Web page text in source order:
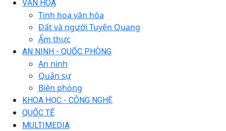
VĂN HÓA
Tinh hoa văn hóa
Đất và người Tuyên Quang
Ẩm thực
AN NINH - QUỐC PHÒNG
An ninh
Quân sự
Biên phòng
KHOA HỌC - CÔNG NGHỆ
QUỐC TẾ
MULTIMEDIA